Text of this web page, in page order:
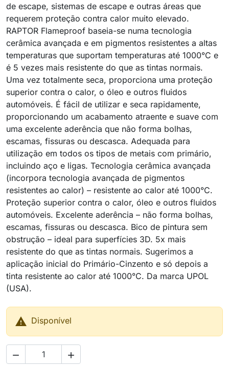
de escape, sistemas de escape e outras áreas que
requerem proteção contra calor muito elevado.
RAPTOR Flameproof baseia-se numa tecnologia
cerâmica avançada e em pigmentos resistentes a altas
temperaturas que suportam temperaturas até 1000°C e
é 5 vezes mais resistente do que as tintas normais.
Uma vez totalmente seca, proporciona uma proteção
superior contra o calor, o óleo e outros fluidos
automóveis. É fácil de utilizar e seca rapidamente,
proporcionando um acabamento atraente e suave com
uma excelente aderência que não forma bolhas,
escamas, fissuras ou descasca. Adequada para
utilização em todos os tipos de metais com primário,
incluindo aço e ligas. Tecnologia cerâmica avançada
(incorpora tecnologia avançada de pigmentos
resistentes ao calor) – resistente ao calor até 1000°C.
Proteção superior contra o calor, óleo e outros fluidos
automóveis. Excelente aderência – não forma bolhas,
escamas, fissuras ou descasca. Bico de pintura sem
obstrução – ideal para superfícies 3D. 5x mais
resistente do que as tintas normais. Sugerimos a
aplicação inicial do Primário-Cinzento e só depois a
tinta resistente ao calor até 1000°C. Da marca UPOL
(USA).
 Disponível
 